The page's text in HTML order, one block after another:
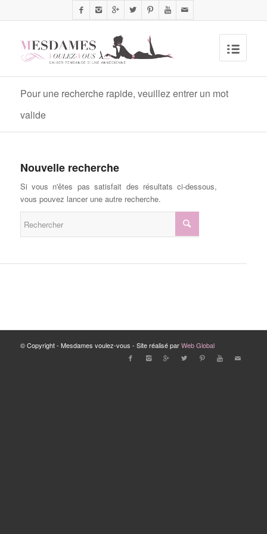
Pour une recherche rapide, veuillez entrer un mot
valide
Nouvelle recherche
Si vous n'êtes pas satisfait des résultats ci-dessous,
vous pouvez lancer une autre recherche.
© Copyright - Mesdames voulez-vous - Site réalisé parWeb Global